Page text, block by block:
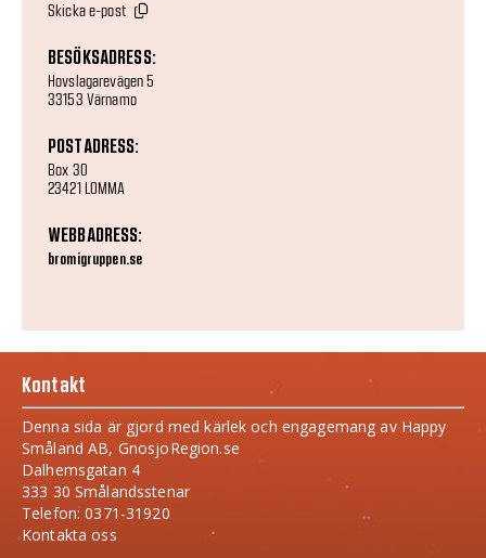
Skicka e-post
BESÖKSADRESS:
Hovslagarevägen 5
33153 Värnamo
POSTADRESS:
Box 30
23421 LOMMA
WEBBADRESS:
bromigruppen.se
Kontakt
Denna sida är gjord med kärlek och engagemang av Happy
Småland AB, GnosjoRegion.se
Dalhemsgatan 4
333 30 Smålandsstenar
Telefon: 0371-31920
Kontakta oss